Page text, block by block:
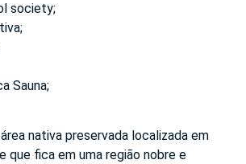
society;
Sauna;
nativa preservada localizada em
que fica em uma região nobre e